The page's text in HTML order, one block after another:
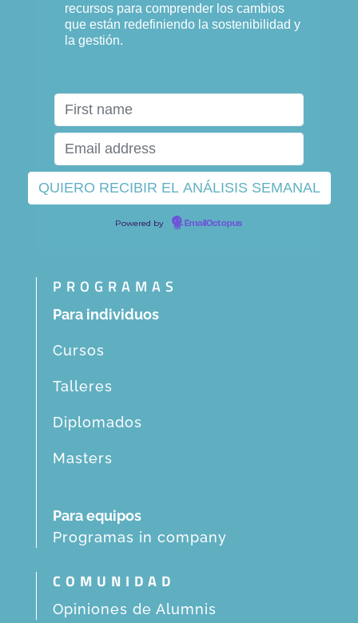
recursos para comprender los cambios
que están redefiniendo la sostenibilidad y
la gestión.
Powered by EmailOctopus
PROGRAMAS
Para individuos
Cursos
Talleres
Diplomados
Masters
Para equipos
Programas in company
COMUNIDAD
Opiniones de Alumnis